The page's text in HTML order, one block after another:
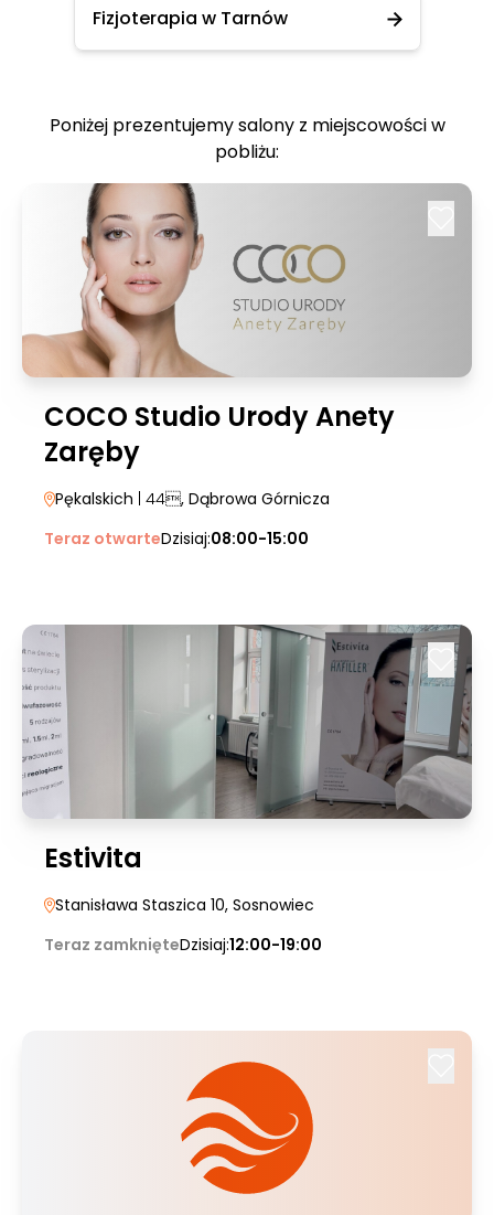
Fizjoterapia w Tarnów
Poniżej prezentujemy salony z miejscowości w
pobliżu:
COCO Studio Urody Anety
Zaręby
Pękalskich | 44, Dąbrowa Górnicza
Teraz otwarteDzisiaj:08:00-15:00
Estivita
Stanisława Staszica 10, Sosnowiec
Teraz zamknięteDzisiaj:12:00-19:00